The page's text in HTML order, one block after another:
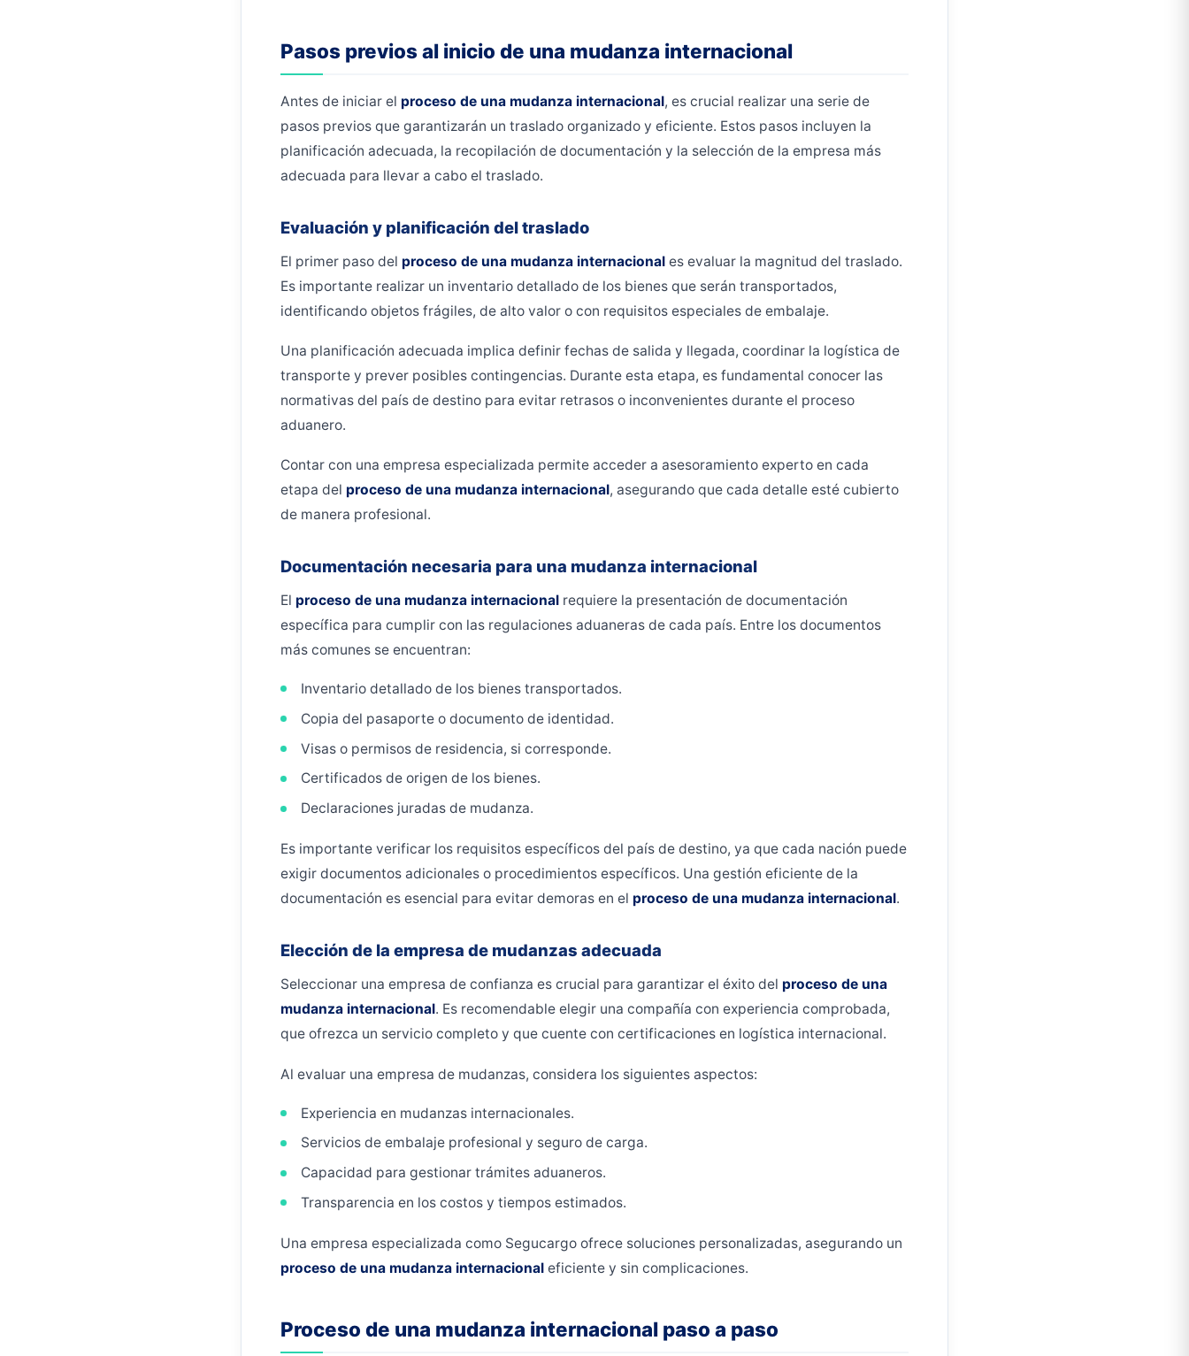
Pasos previos al inicio de una mudanza internacional
Antes de iniciar el proceso de una mudanza internacional, es crucial realizar una serie de
pasos previos que garantizarán un traslado organizado y eficiente. Estos pasos incluyen la
planificación adecuada, la recopilación de documentación y la selección de la empresa más
adecuada para llevar a cabo el traslado.
Evaluación y planificación del traslado
El primer paso del proceso de una mudanza internacional es evaluar la magnitud del traslado.
Es importante realizar un inventario detallado de los bienes que serán transportados,
identificando objetos frágiles, de alto valor o con requisitos especiales de embalaje.
Una planificación adecuada implica definir fechas de salida y llegada, coordinar la logística de
transporte y prever posibles contingencias. Durante esta etapa, es fundamental conocer las
normativas del país de destino para evitar retrasos o inconvenientes durante el proceso
aduanero.
Contar con una empresa especializada permite acceder a asesoramiento experto en cada
etapa del proceso de una mudanza internacional, asegurando que cada detalle esté cubierto
de manera profesional.
Documentación necesaria para una mudanza internacional
El proceso de una mudanza internacional requiere la presentación de documentación
específica para cumplir con las regulaciones aduaneras de cada país. Entre los documentos
más comunes se encuentran:
Inventario detallado de los bienes transportados.
Copia del pasaporte o documento de identidad.
Visas o permisos de residencia, si corresponde.
Certificados de origen de los bienes.
Declaraciones juradas de mudanza.
Es importante verificar los requisitos específicos del país de destino, ya que cada nación puede
exigir documentos adicionales o procedimientos específicos. Una gestión eficiente de la
documentación es esencial para evitar demoras en el proceso de una mudanza internacional.
Elección de la empresa de mudanzas adecuada
Seleccionar una empresa de confianza es crucial para garantizar el éxito del proceso de una
mudanza internacional. Es recomendable elegir una compañía con experiencia comprobada,
que ofrezca un servicio completo y que cuente con certificaciones en logística internacional.
Al evaluar una empresa de mudanzas, considera los siguientes aspectos:
Experiencia en mudanzas internacionales.
Servicios de embalaje profesional y seguro de carga.
Capacidad para gestionar trámites aduaneros.
Transparencia en los costos y tiempos estimados.
Una empresa especializada como Segucargo ofrece soluciones personalizadas, asegurando un
proceso de una mudanza internacional eficiente y sin complicaciones.
Proceso de una mudanza internacional paso a paso